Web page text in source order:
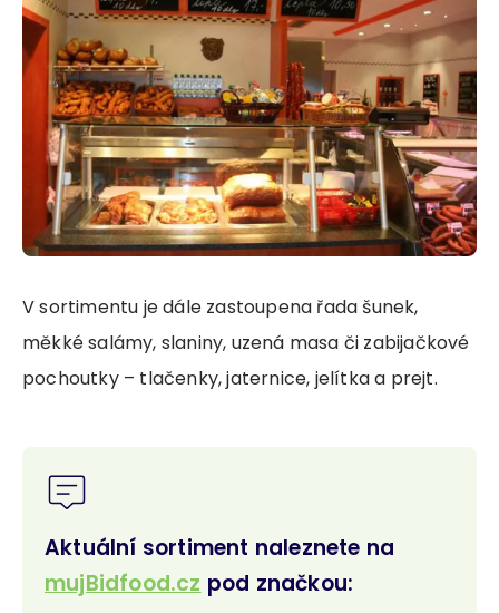
V sortimentu je dále zastoupena řada šunek,
měkké salámy, slaniny, uzená masa či zabijačkové
pochoutky – tlačenky, jaternice, jelítka a prejt.
Aktuální sortiment naleznete na
mujBidfood.czpod značkou: